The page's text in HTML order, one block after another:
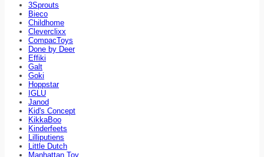
3Sprouts
Bieco
Childhome
Cleverclixx
CompacToys
Done by Deer
Effiki
Galt
Goki
Hoppstar
IGLU
Janod
Kid's Concept
KikkaBoo
Kinderfeets
Lilliputiens
Little Dutch
Manhattan Toy